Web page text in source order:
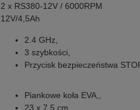
2 x RS380-12V / 6000RPM
12V/4,5Ah
2.4 GHz,
3 szybkości,
Przycisk bezpieczeństwa
Piankowe koła EVA,,
23 x 7,5 cm,